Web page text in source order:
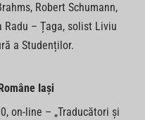
Robert Schumann,
Radu – Țaga, solist Liviu
a Studenților.
Iași
on-line – „Traducători și